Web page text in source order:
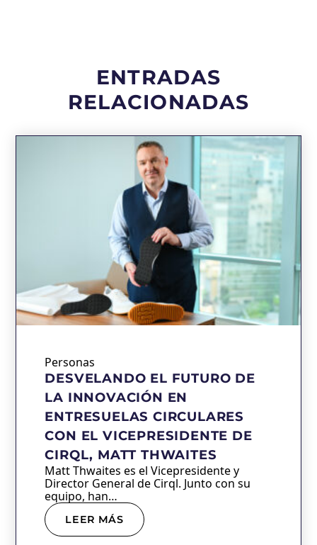
ENTRADAS
RELACIONADAS
Personas
DESVELANDO EL FUTURO DE
LA INNOVACIÓN EN
ENTRESUELAS CIRCULARES
CON EL VICEPRESIDENTE DE
CIRQL, MATT THWAITES
Matt Thwaites es el Vicepresidente y
Director General de Cirql. Junto con su
equipo, han…
LEER MÁS